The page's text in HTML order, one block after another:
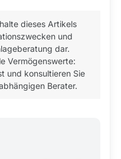
dieses Artikels
und
dar.
Vermögenswerte:
und konsultieren Sie
Berater.